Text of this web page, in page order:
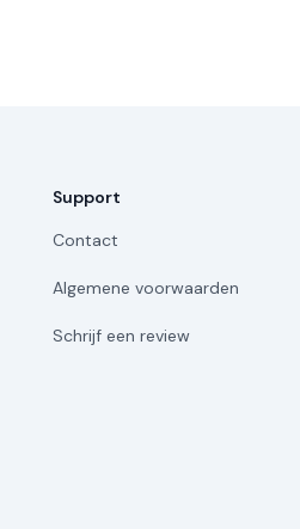
Support
Contact
Algemene voorwaarden
Schrijf een review